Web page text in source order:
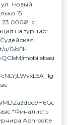
Новый
15
с
на турнир:
u/0/d/1I-
mobilebasi
*Финалисты
Aphrodite